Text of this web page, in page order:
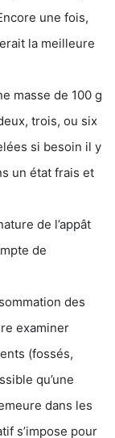
une fois,
la meilleure
masse de 100 g
trois, ou six
si besoin il y
un état frais et
de l’appât
de
des
examiner
(fossés,
qu’une
dans les
s’impose pour